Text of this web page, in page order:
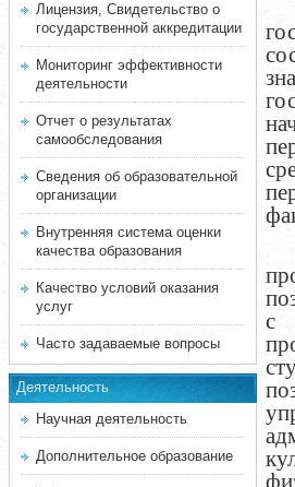
Лицензия, Свидетельство о
государственной аккредитации
Мониторинг эффективности
деятельности
Отчет о результатах
самообследования
Сведения об образовательной
организации
Внутренняя система оценки
качества образования
Качество условий оказания
услуг
Часто задаваемые вопросы
Деятельность
Научная деятельность
Дополнительное образование
с